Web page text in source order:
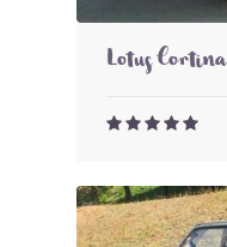
Lotus Cortina